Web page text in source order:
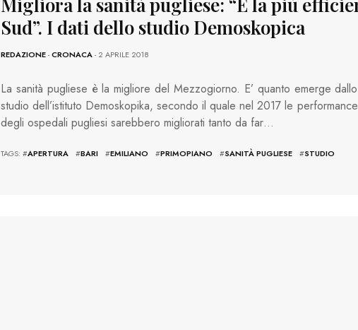
Sud”. I dati dello studio Demoskopica
REDAZIONE-CRONACA- 2 APRILE 2018
La sanità pugliese è la migliore del Mezzogiorno. E’ quanto emerge dallo
studio dell’istituto Demoskopika, secondo il quale nel 2017 le performance
degli ospedali pugliesi sarebbero migliorati tanto da far…
TAGS: #APERTURA #BARI #EMILIANO #PRIMOPIANO #SANITÀ PUGLIESE #STUDIO